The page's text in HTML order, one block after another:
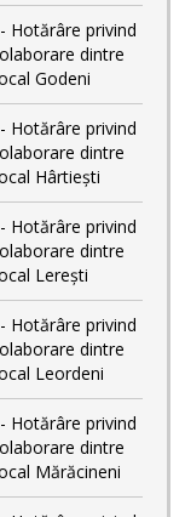
Hotărâre privind
dintre
Godeni
Hotărâre privind
dintre
Hârtiești
Hotărâre privind
dintre
Lerești
Hotărâre privind
dintre
Leordeni
Hotărâre privind
dintre
Mărăcineni